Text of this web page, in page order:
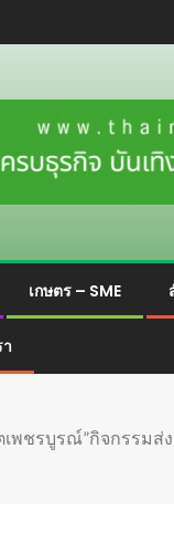
เกษตร – SME
ชรบูรณ์”กิจกรรม